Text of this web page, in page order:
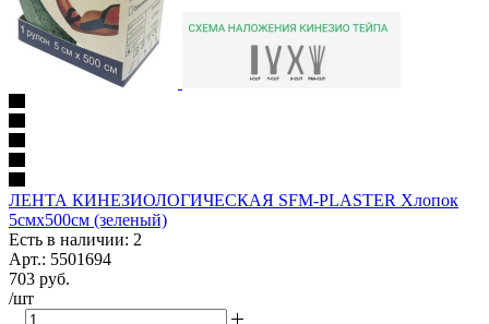
ЛЕНТА КИНЕЗИОЛОГИЧЕСКАЯ SFM-PLASTER Хлопок
5смх500см (зеленый)
Есть в наличии: 2
Арт.: 5501694
703 руб.
/шт